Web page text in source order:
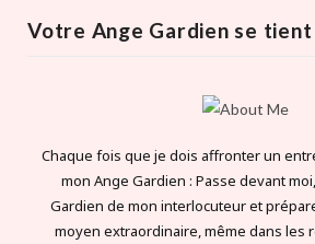
Votre Ange Gardien se
Chaque fois que je dois affronter un
mon Ange Gardien : Passe devant
Gardien de mon interlocuteur et
moyen extraordinaire, même dans les